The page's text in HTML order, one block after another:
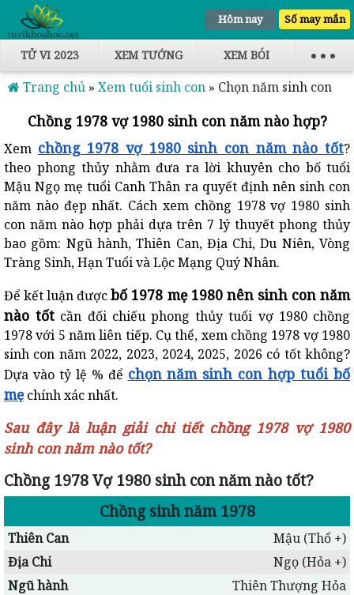
Hôm nay Số may mắn
TỬ VI 2023 XEM TƯỚNG XEM BÓI
Trang chủ » Xem tuổi sinh con » Chọn năm sinh con
Chồng 1978 vợ 1980 sinh con năm nào hợp?
Xem chồng 1978 vợ 1980 sinh con năm nào tốt?
theo phong thủy nhằm đưa ra lời khuyên cho bố tuổi
Mậu Ngọ mẹ tuổi Canh Thân ra quyết định nên sinh con
năm nào đẹp nhất. Cách xem chồng 1978 vợ 1980 sinh
con năm nào hợp phải dựa trên 7 lý thuyết phong thủy
bao gồm: Ngũ hành, Thiên Can, Địa Chi, Du Niên, Vòng
Tràng Sinh, Hạn Tuổi và Lộc Mạng Quý Nhân.
Để kết luận đượcbố 1978 mẹ 1980 nên sinh con năm
nào tốt cần đối chiếu phong thủy tuổi vợ 1980 chồng
1978 với 5 năm liên tiếp. Cụ thể, xem chồng 1978 vợ 1980
sinh con năm 2022, 2023, 2024, 2025, 2026 có tốt không?
Dựa vào tỷ lệ % để chọn năm sinh con hợp tuổi bố
mẹ chính xác nhất.
Sau đây là luận giải chi tiết chồng 1978 vợ 1980
sinh con năm nào tốt?
Chồng 1978 Vợ 1980 sinh con năm nào tốt?
Chồng sinh năm 1978
Thiên Can
Mậu (Thổ +)
Địa Chi
Ngọ (Hỏa +)
Ngũ hành
Thiên Thượng Hỏa